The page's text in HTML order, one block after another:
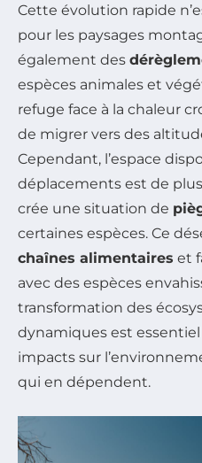
Cette évolution rapide
pour les paysages
également des
espèces animales et
refuge face à la chaleur
de migrer vers des
Cependant, l’espace
déplacements est de
crée une situation de
certaines espèces. Ce
chaînes alimentaires et
avec des espèces
transformation des
dynamiques est
impacts sur
qui en dépendent.